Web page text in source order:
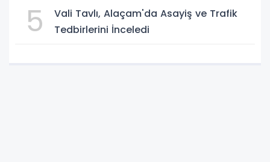
5
Vali Tavlı, Alaçam'da Asayiş ve Trafik
Tedbirlerini İnceledi